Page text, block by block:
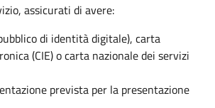
assicurati di avere:
di identità digitale), carta
(CIE) o carta nazionale dei servizi
prevista per la presentazione